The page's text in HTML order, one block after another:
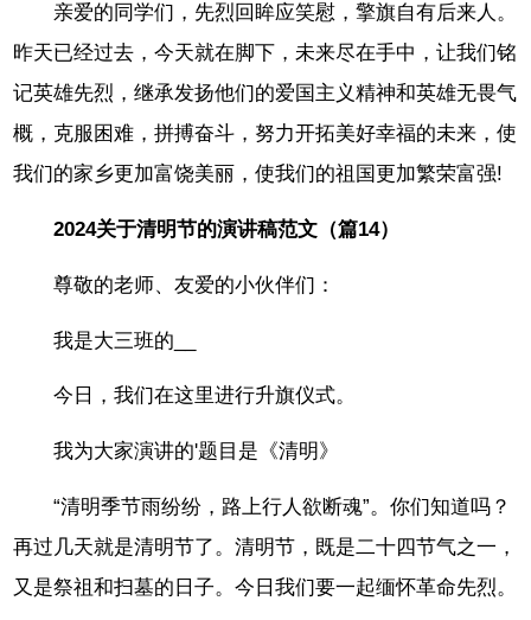
亲爱的同学们，先烈回眸应笑慰，擎旗自有后来人。
昨天已经过去，今天就在脚下，未来尽在手中，让我们铭
记英雄先烈，继承发扬他们的爱国主义精神和英雄无畏气
概，克服困难，拼搏奋斗，努力开拓美好幸福的未来，使
我们的家乡更加富饶美丽，使我们的祖国更加繁荣富强!
2024关于清明节的演讲稿范文（篇14）
尊敬的老师、友爱的小伙伴们：
我是大三班的__
今日，我们在这里进行升旗仪式。
我为大家演讲的'题目是《清明》
“清明季节雨纷纷，路上行人欲断魂”。你们知道吗？
再过几天就是清明节了。清明节，既是二十四节气之一，
又是祭祖和扫墓的日子。今日我们要一起缅怀革命先烈。